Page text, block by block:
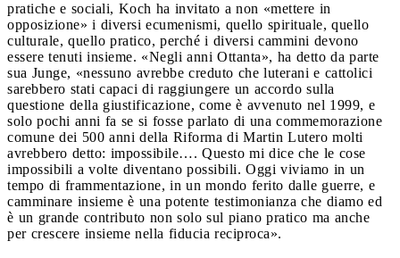
pratiche e sociali, Koch ha invitato a non «mettere in
opposizione» i diversi ecumenismi, quello spirituale, quello
culturale, quello pratico, perché i diversi cammini devono
essere tenuti insieme. «Negli anni Ottanta», ha detto da parte
sua Junge, «nessuno avrebbe creduto che luterani e cattolici
sarebbero stati capaci di raggiungere un accordo sulla
questione della giustificazione, come è avvenuto nel 1999, e
solo pochi anni fa se si fosse parlato di una commemorazione
comune dei 500 anni della Riforma di Martin Lutero molti
avrebbero detto: impossibile…. Questo mi dice che le cose
impossibili a volte diventano possibili. Oggi viviamo in un
tempo di frammentazione, in un mondo ferito dalle guerre, e
camminare insieme è una potente testimonianza che diamo ed
è un grande contributo non solo sul piano pratico ma anche
per crescere insieme nella fiducia reciproca».